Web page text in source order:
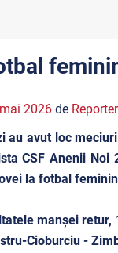
2026de
au avut loc
CSF Anenii
la fotbal
manșei retur,
Cioburciu -